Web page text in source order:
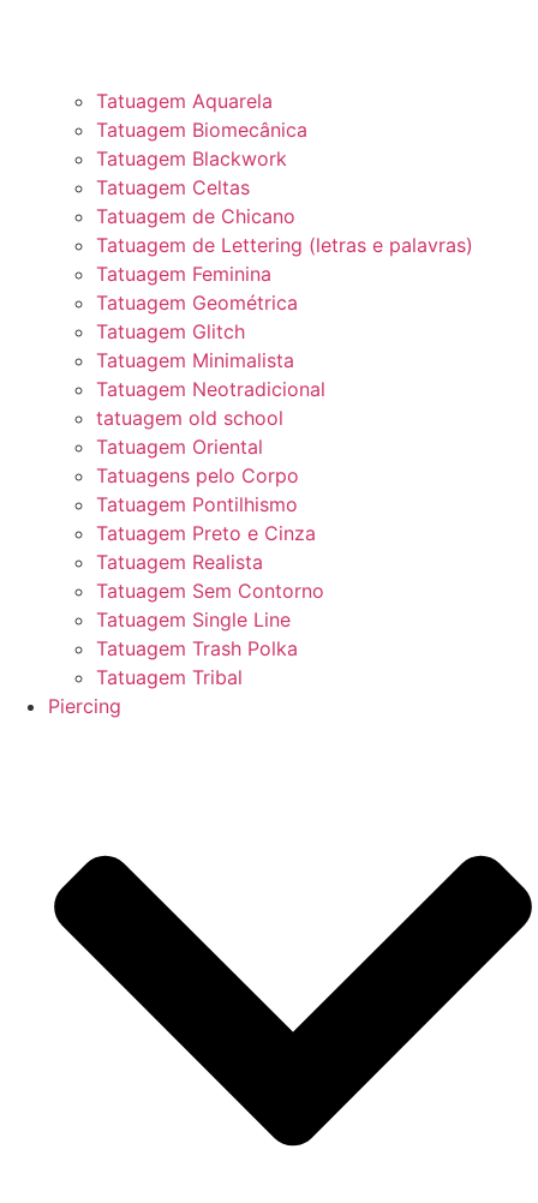
Tatuagem Aquarela
Tatuagem Biomecânica
Tatuagem Blackwork
Tatuagem Celtas
Tatuagem de Chicano
Tatuagem de Lettering (letras e palavras)
Tatuagem Feminina
Tatuagem Geométrica
Tatuagem Glitch
Tatuagem Minimalista
Tatuagem Neotradicional
tatuagem old school
Tatuagem Oriental
Tatuagens pelo Corpo
Tatuagem Pontilhismo
Tatuagem Preto e Cinza
Tatuagem Realista
Tatuagem Sem Contorno
Tatuagem Single Line
Tatuagem Trash Polka
Tatuagem Tribal
Piercing